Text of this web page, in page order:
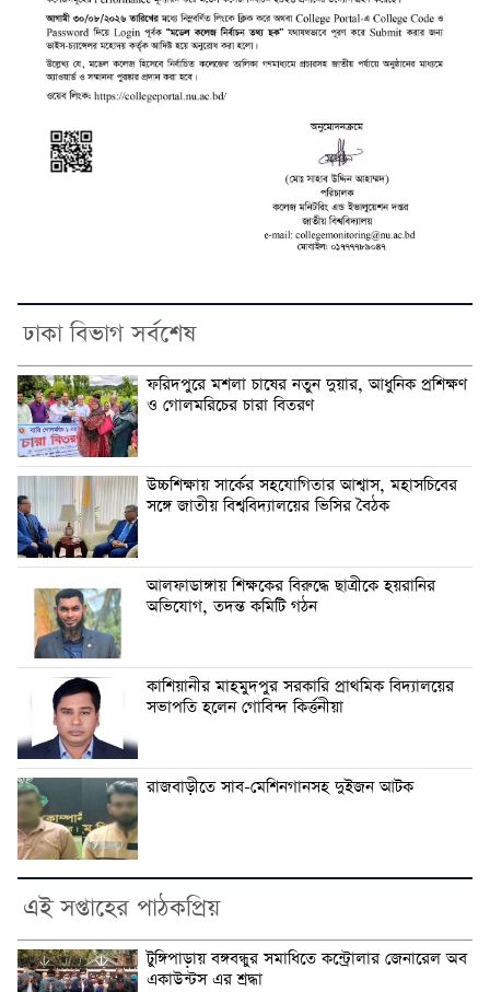
ঢাকা বিভাগ সর্বশেষ
ফরিদপুরে মশলা চাষের নতুন দুয়ার, আধুনিক প্রশিক্ষণ
ও গোলমরিচের চারা বিতরণ
উচ্চশিক্ষায় সার্কের সহযোগিতার আশ্বাস, মহাসচিবের
সঙ্গে জাতীয় বিশ্ববিদ্যালয়ের ভিসির বৈঠক
আলফাডাঙ্গায় শিক্ষকের বিরুদ্ধে ছাত্রীকে হয়রানির
অভিযোগ, তদন্ত কমিটি গঠন
কাশিয়ানীর মাহমুদপুর সরকারি প্রাথমিক বিদ্যালয়ের
সভাপতি হলেন গোবিন্দ কির্ত্তনীয়া
রাজবাড়ীতে সাব-মেশিনগানসহ দুইজন আটক
এই সপ্তাহের পাঠকপ্রিয়
টুঙ্গিপাড়ায় বঙ্গবন্ধুর সমাধিতে কন্ট্রোলার জেনারেল অব
একাউন্টস এর শ্রদ্ধা